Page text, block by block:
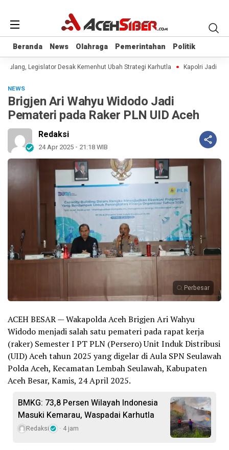
Beranda News Olahraga Pemerintahan Politik
Beranda News Olahraga Pemerintahan Politik
Legislator Desak Kemenhut Ubah Strategi Karhutla Kapolri Jadi
NEWS
Brigjen Ari Wahyu Widodo Jadi
Pemateri pada Raker PLN UID Aceh
Redaksi
24 Apr 2025 - 21:18 WIB
Perbesar
ACEH BESAR — Wakapolda Aceh Brigjen Ari Wahyu
Widodo menjadi salah satu pemateri pada rapat kerja
(raker) Semester I PT PLN (Persero) Unit Induk Distribusi
(UID) Aceh tahun 2025 yang digelar di Aula SPN Seulawah
Polda Aceh, Kecamatan Lembah Seulawah, Kabupaten
Aceh Besar, Kamis, 24 April 2025.
BMKG: 73,8 Persen Wilayah Indonesia
Masuki Kemarau, Waspadai Karhutla
Redaksi 4 jam